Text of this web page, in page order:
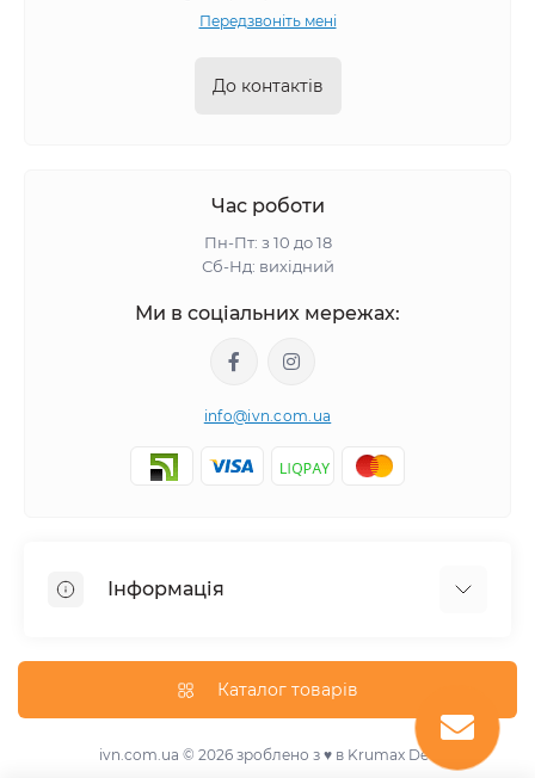
Передзвоніть мені
До контактів
Час роботи
Пн-Пт: з 10 до 18
Сб-Нд: вихідний
Ми в соціальних мережах:
info@ivn.com.ua
Інформація
Доставка та оплата
Контакти
Каталог товарів
ivn.com.ua © 2026 зроблено з ♥ в Krumax Dev